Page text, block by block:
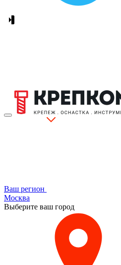
Ваш регион
Москва
Выберите ваш город